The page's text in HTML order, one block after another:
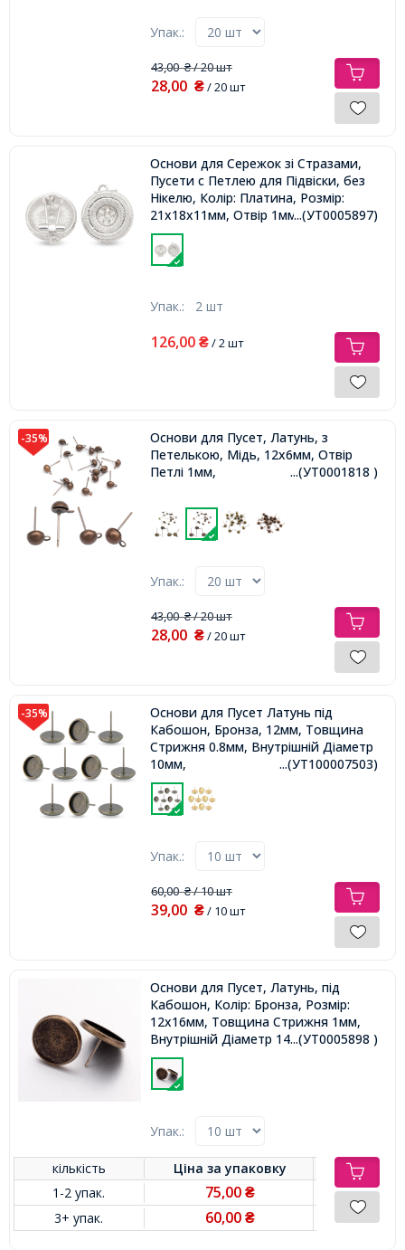
Упак.:
43,00₴/ 20 шт
28,00 ₴/ 20 шт
Основи для Сережок зі Стразами,
Пусети c Петлею для Підвіски, без
Нікелю, Колір: Платина, Розмір:
21х18х11мм, Отвір 1мм, Штифт
0.8мм,
...(УТ0005897)
Упак.: 2 шт
126,00 ₴/ 2 шт
-35%
Основи для Пусет, Латунь, з
Петелькою, Мідь, 12х6мм, Отвір
Петлі 1мм,
...(УТ0001818 )
Упак.:
43,00₴/ 20 шт
28,00 ₴/ 20 шт
-35%
Основи для Пусет Латунь під
Кабошон, Бронза, 12мм, Товщина
Стрижня 0.8мм, Внутрішній Діаметр
10мм,
...(УТ100007503)
Упак.:
60,00₴/ 10 шт
39,00 ₴/ 10 шт
Основи для Пусет, Латунь, під
Кабошон, Колір: Бронза, Розмір:
12х16мм, Товщина Стрижня 1мм,
Внутрішній Діаметр 14мм,
...(УТ0005898 )
Упак.:
кількість Ціна заупаковку
1-2 упак.
75,00₴
3+ упак. 60,00₴